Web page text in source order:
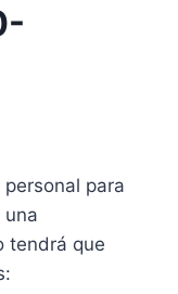
para
una
tendrá que